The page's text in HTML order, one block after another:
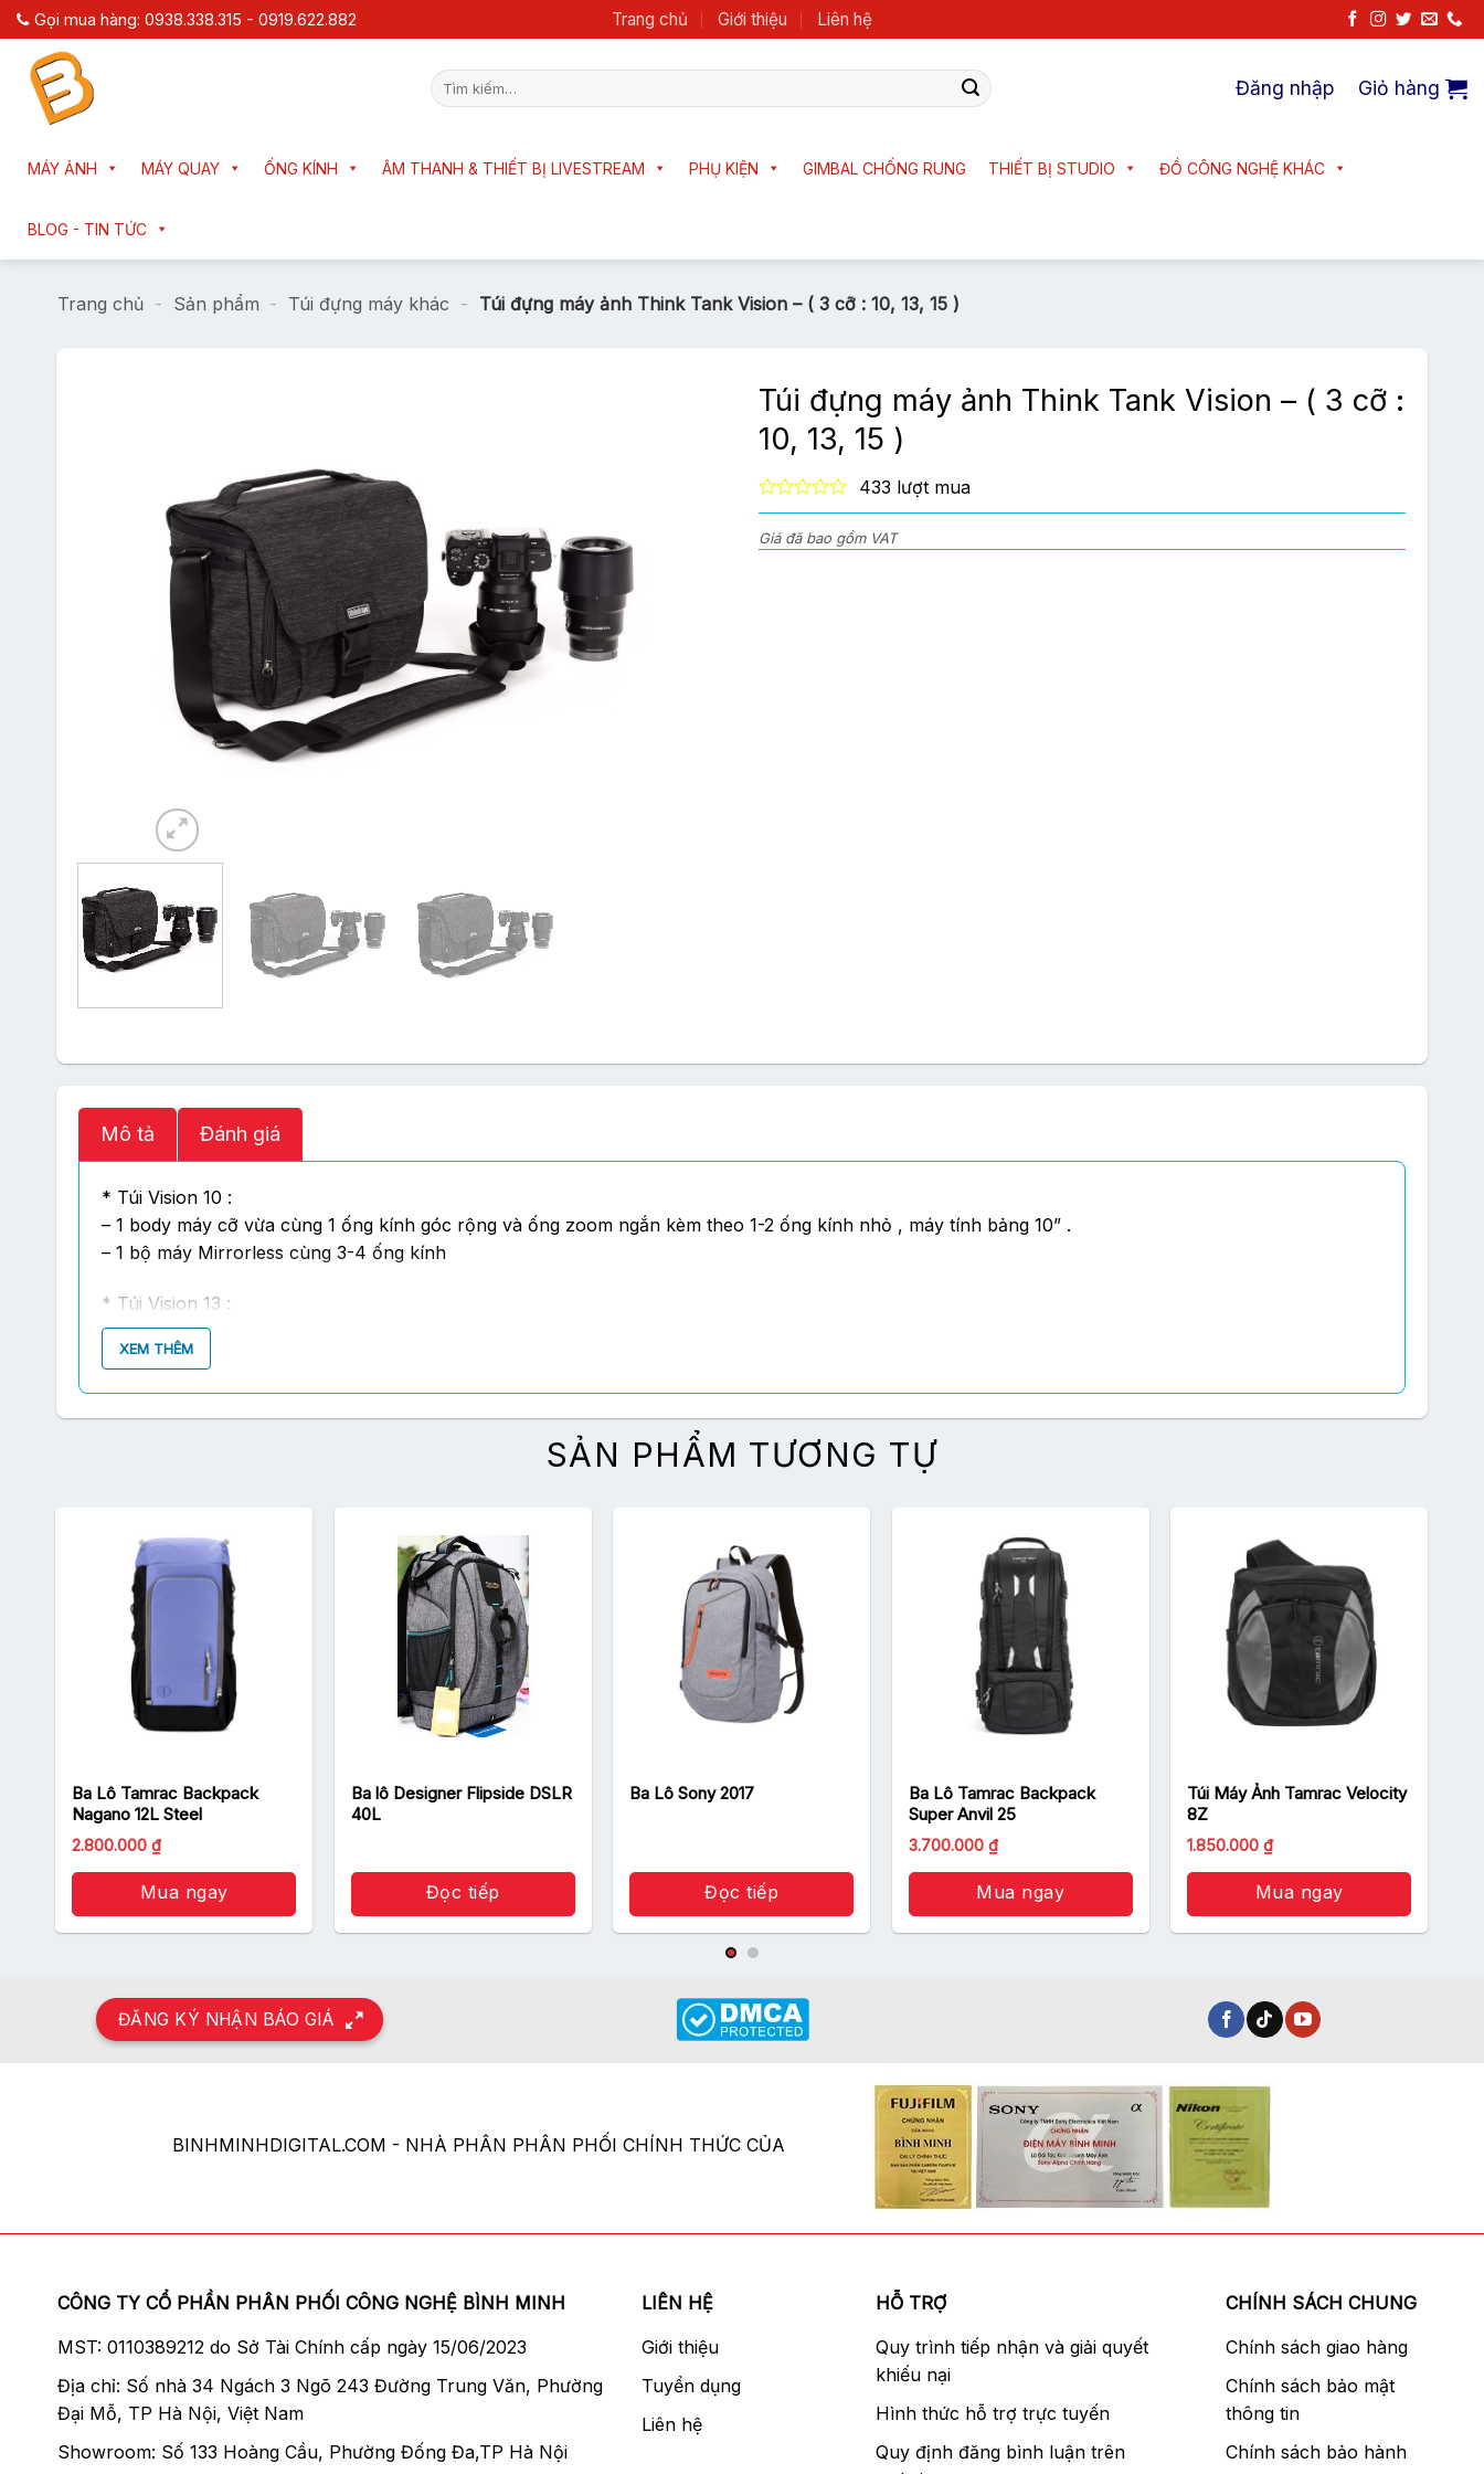
Chuyển
đến
dung
Gọi mua hàng: 0938.338.315 - 0919.622.882 Trang chủ Giới thiệu Liên hệ
Tìm
kiếm:
Đăng nhập Giỏ hàng
MÁY ẢNH MÁY QUAY ỐNG KÍNH ÂM THANH & THIẾT BỊ LIVESTREAM PHỤ KIỆN GIMBAL CHỐNG RUNG THIẾT BỊ STUDIO ĐỒ CÔNG NGHỆ KHÁC
BLOG - TIN TỨC
Trang chủ - Sản phẩm - Túi đựng máy khác - Túi đựng máy ảnh Think Tank Vision – ( 3 cỡ : 10, 13, 15 )
Túi đựng máy ảnh Think Tank Vision – ( 3 cỡ :
10, 13, 15 )
0
out
of
433 lượt mua
Giá đã bao gồm VAT
Mô tả Đánh giá
* Túi Vision 10 :
– 1 body máy cỡ vừa cùng 1 ống kính góc rộng và ống zoom ngắn kèm theo 1-2 ống kính nhỏ , máy tính bảng 10” .
– 1 bộ máy Mirrorless cùng 3-4 ống kính
* Túi Vision 13 :
– 1 body cỡ vừa cùng ống kính 24-70mm f/2.8 gắn liền kèm theo 1-3 ống kính , 1 máy tính bảng 10” và laptop 13”
XEM THÊM
SẢN PHẨM TƯƠNG TỰ
Ba Lô Tamrac Backpack
Nagano 12L Steel
Giá
là:
2.850.000 ₫.
2.800.000₫Giá
hiện
tại
là:
2.800.000 ₫.
Mua ngay
Ba lô Designer Flipside DSLR
40L
Đọc tiếp
Ba Lô Sony 2017
Đọc tiếp
Ba Lô Tamrac Backpack
Super Anvil 25
3.700.000 ₫
Mua ngay
Túi Máy Ảnh Tamrac Velocity
8Z
1.850.000₫
Mua ngay
ĐĂNG KÝ NHẬN BÁO GIÁ
BINHMINHDIGITAL.COM - NHÀ PHÂN PHÂN PHỐI CHÍNH THỨC CỦA
CÔNG TY CỔ PHẦN PHÂN PHỐI CÔNG NGHỆ BÌNH MINH
MST: 0110389212 do Sở Tài Chính cấp ngày 15/06/2023
Địa chỉ: Số nhà 34 Ngách 3 Ngõ 243 Đường Trung Văn, Phường
Đại Mỗ, TP Hà Nội, Việt Nam
Showroom: Số 133 Hoàng Cầu, Phường Đống Đa,TP Hà Nội
LIÊN HỆ
Giới thiệu
Tuyển dụng
Liên hệ
HỖ TRỢ
Quy trình tiếp nhận và giải quyết
khiếu nại
Hình thức hỗ trợ trực tuyến
Quy định đăng bình luận trên
CHÍNH SÁCH CHUNG
Chính sách giao hàng
Chính sách bảo mật
thông tin
Chính sách bảo hành